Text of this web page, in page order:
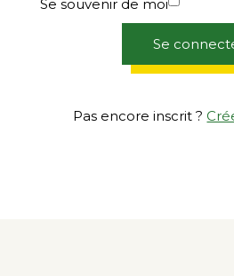
Se souvenir de moi
Se
Pas encore inscrit ?